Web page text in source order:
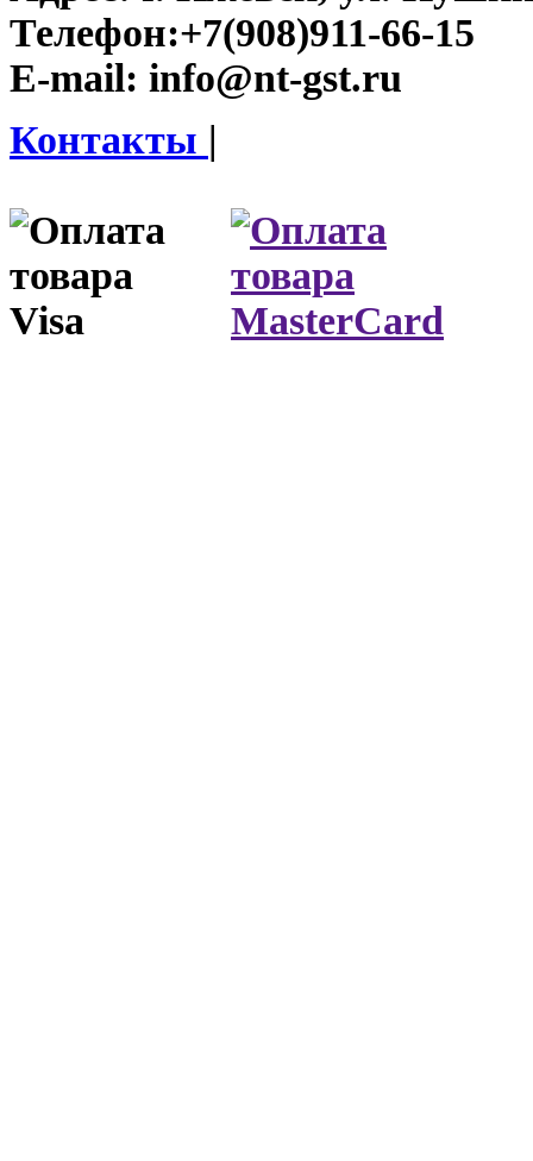
Телефон:+7(908)911-66-15
E-mail: info@nt-gst.ru
Контакты |